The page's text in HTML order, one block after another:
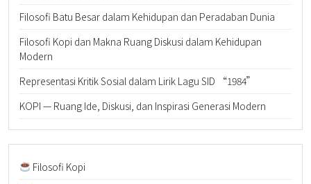
Filosofi Batu Besar dalam Kehidupan dan Peradaban Dunia
Filosofi Kopi dan Makna Ruang Diskusi dalam Kehidupan
Modern
Representasi Kritik Sosial dalam Lirik Lagu SID “1984”
KOPI — Ruang Ide, Diskusi, dan Inspirasi Generasi Modern
Filosofi Kopi